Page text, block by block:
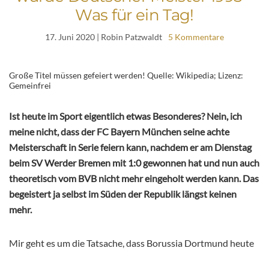
Was für ein Tag!
17. Juni 2020 | Robin Patzwaldt 5 Kommentare
Große Titel müssen gefeiert werden! Quelle: Wikipedia; Lizenz:
Gemeinfrei
Ist heute im Sport eigentlich etwas Besonderes? Nein, ich
meine nicht, dass der FC Bayern München seine achte
Meisterschaft in Serie feiern kann, nachdem er am Dienstag
beim SV Werder Bremen mit 1:0 gewonnen hat und nun auch
theoretisch vom BVB nicht mehr eingeholt werden kann. Das
begeistert ja selbst im Süden der Republik längst keinen
mehr.
Mir geht es um die Tatsache, dass Borussia Dortmund heute